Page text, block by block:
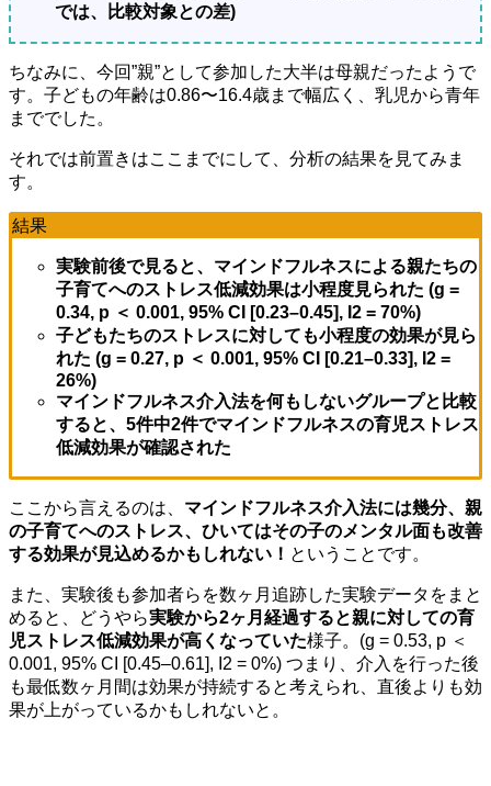
では、比較対象との差)
ちなみに、今回”親”として参加した大半は母親だったようで
す。子どもの年齢は0.86〜16.4歳まで幅広く、乳児から青年
まででした。
それでは前置きはここまでにして、分析の結果を見てみま
す。
結果
実験前後で見ると、マインドフルネスによる親たちの
子育てへのストレス低減効果は小程度見られた (g =
0.34, p ＜ 0.001, 95% CI [0.23–0.45], I2 = 70%)
子どもたちのストレスに対しても小程度の効果が見ら
れた (g = 0.27, p ＜ 0.001, 95% CI [0.21–0.33], I2 =
26%)
マインドフルネス介入法を何もしないグループと比較
すると、5件中2件でマインドフルネスの育児ストレス
低減効果が確認された
ここから言えるのは、 マインドフルネス介入法には幾分、親
の子育てへのストレス、ひいてはその子のメンタル面も改善
する効果が見込めるかもしれない！ ということです。
また、実験後も参加者らを数ヶ月追跡した実験データをまと
めると、どうやら実験から2ヶ月経過すると親に対しての育
児ストレス低減効果が高くなっていた様子。(g = 0.53, p ＜
0.001, 95% CI [0.45–0.61], I2 = 0%) つまり、介入を行った後
も最低数ヶ月間は効果が持続すると考えられ、直後よりも効
果が上がっているかもしれないと。